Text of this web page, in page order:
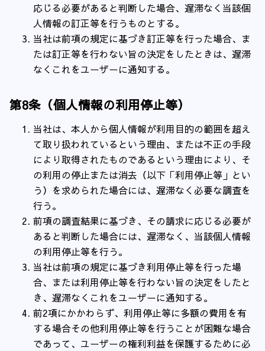
応じる必要があると判断した場合、遅滞なく当該個
人情報の訂正等を行うものとする。
当社は前項の規定に基づき訂正等を行った場合、ま
たは訂正等を行わない旨の決定をしたときは、遅滞
なくこれをユーザーに通知する。
第8条（個人情報の利用停止等）
当社は、本人から個人情報が利用目的の範囲を超え
て取り扱われているという理由、または不正の手段
により取得されたものであるという理由により、そ
の利用の停止または消去（以下「利用停止等」とい
う）を求められた場合には、遅滞なく必要な調査を
行う。
前項の調査結果に基づき、その請求に応じる必要が
あると判断した場合には、遅滞なく、当該個人情報
の利用停止等を行う。
当社は前項の規定に基づき利用停止等を行った場
合、または利用停止等を行わない旨の決定をしたと
き、遅滞なくこれをユーザーに通知する。
前2項にかかわらず、利用停止等に多額の費用を有
する場合その他利用停止等を行うことが困難な場合
であって、ユーザーの権利利益を保護するために必